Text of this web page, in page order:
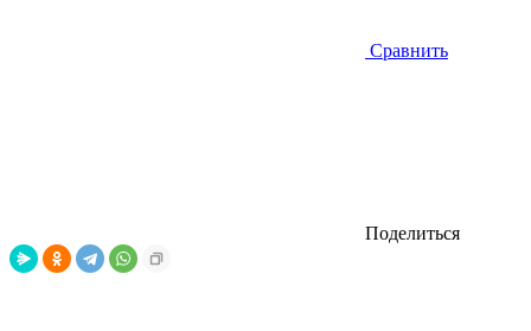
Сравнить
Поделиться